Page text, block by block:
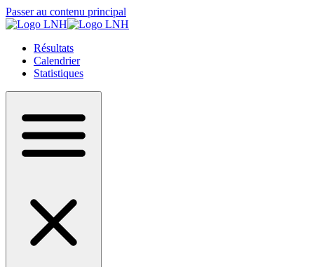
Passer au contenu principal
Résultats
Calendrier
Statistiques